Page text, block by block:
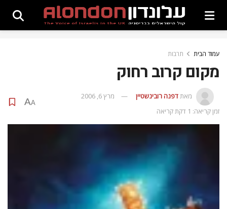
עמוד הבית תרבות
מקום קרוב רחוק
מאתדפנה רובינשטיין
מרץ 6, 2006
זמן קריאה: 1 דקת קריאה
A
A